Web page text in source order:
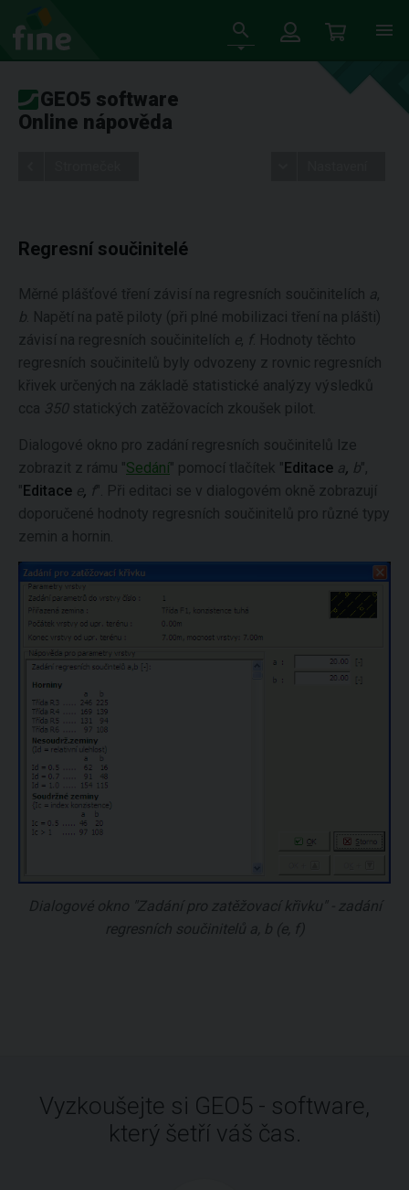
GEO5 software
Online nápověda
Regresní součinitelé
Měrné plášťové tření závisí na regresních součinitelích a,
b . Napětí na patě piloty (při plné mobilizaci tření na plášti)
závisí na regresních součinitelích e, f. Hodnoty těchto
regresních součinitelů byly odvozeny z rovnic regresních
křivek určených na základě statistické analýzy výsledků
cca 350statických zatěžovacích zkoušek pilot.
Dialogové okno pro zadání regresních součinitelů lze
zobrazit z rámu "Sedání" pomocí tlačítek "Editace a, b",
"Editace e, f". Při editaci se v dialogovém okně zobrazují
doporučené hodnoty regresních součinitelů pro různé typy
zemin a hornin.
Dialogové okno "Zadání pro zatěžovací křivku" - zadání
regresních součinitelů a, b(e, f)
Vyzkoušejte si GEO5 - software,
který šetří váš čas.